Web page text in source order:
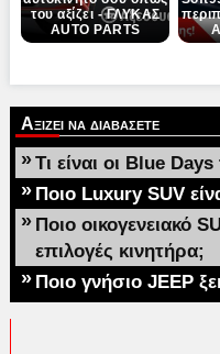
του αξίζει - ΓΛΥΚΑΣ
AUTO PARTS
Αξιζει να διαβασετε
» Τι είναι οι Blue
» Ποιο Luxury SUV
» Ποιο οικογενειακό
επιλογές κινητήρα;
» Ποιο γνήσιο JEEP